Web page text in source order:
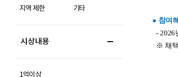
지역 제한
기타
시상내용
1억이상